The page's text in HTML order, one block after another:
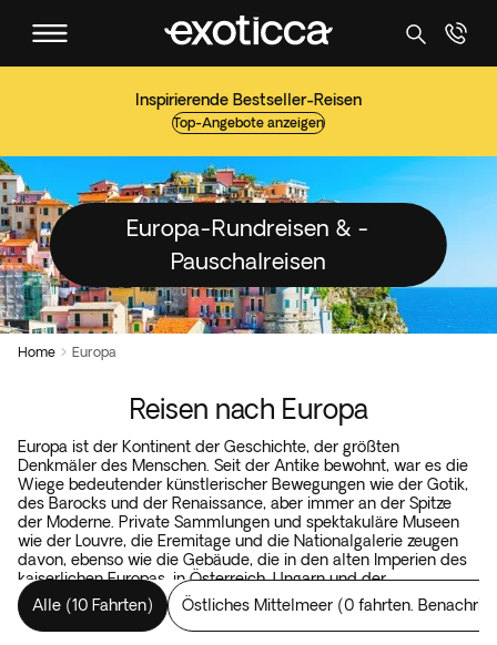
Inspirierende Bestseller-Reisen
Top-Angebote anzeigen
Europa-Rundreisen & -
Pauschalreisen
Home  Europa
Reisen nach Europa
Europa ist der Kontinent der Geschichte, der größten
Denkmäler des Menschen. Seit der Antike bewohnt, war es die
Wiege bedeutender künstlerischer Bewegungen wie der Gotik,
des Barocks und der Renaissance, aber immer an der Spitze
der Moderne. Private Sammlungen und spektakuläre Museen
wie der Louvre, die Eremitage und die Nationalgalerie zeugen
davon, ebenso wie die Gebäude, die in den alten Imperien des
kaiserlichen Europas, in Österreich, Ungarn und der
Tschechischen Republik errichtet wurden. Im Gegensatz dazu
haben wir die Straßen und Plätze von Italien, Kroatien und
Griechenland, wo Sie lange bevor Sie eine Galerie betreten, von
Alle (10 Fahrten) Östliches Mittelmeer (0 fahrten.